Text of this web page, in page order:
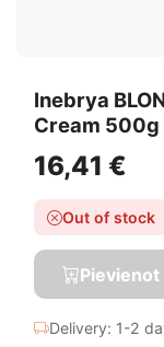
Inebrya
Cream 500g
16,41 €
Out of stock
Delivery: 1-2